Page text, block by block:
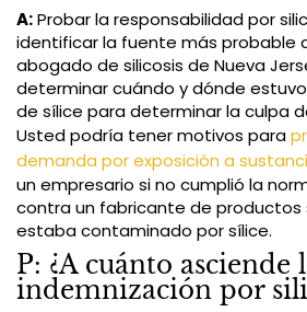
A:Probar la responsabilidad por
identificar la fuente más probable
abogado de silicosis de Nueva
determinar cuándo y dónde
de sílice para determinar la culpa
Usted podría tener motivos para
demanda por exposición a
un empresario si no cumplió la
contra un fabricante de productos
estaba contaminado por sílice.
P: ¿A cuánto asciende
indemnización por